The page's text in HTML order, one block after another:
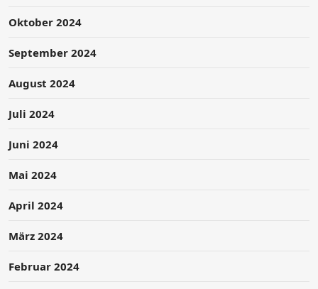
Oktober 2024
September 2024
August 2024
Juli 2024
Juni 2024
Mai 2024
April 2024
März 2024
Februar 2024